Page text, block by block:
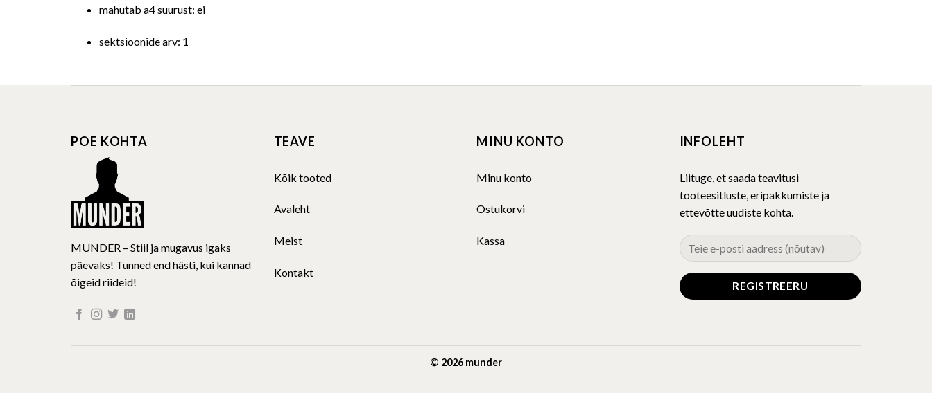
mahutab a4 suurust: ei
sektsioonide arv: 1
POE KOHTA
MUNDER – Stiil ja mugavus igaks
päevaks! Tunned end hästi, kui kannad
õigeid riideid!
TEAVE
Kõik tooted
Avaleht
Meist
Kontakt
MINU KONTO
Minu konto
Ostukorvi
Kassa
INFOLEHT
Liituge, et saada teavitusi
tooteesitluste, eripakkumiste ja
ettevõtte uudiste kohta.
© 2026 munder